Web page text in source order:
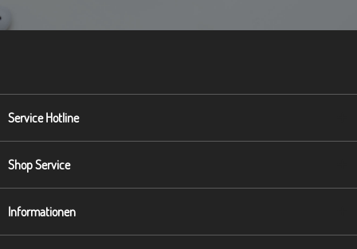
Service Hotline
Shop Service
Informationen